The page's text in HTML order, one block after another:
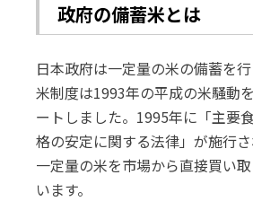
政府の備蓄米とは
日本政府は一定量の米の備蓄を
米制度は1993年の平成の米騒動
ートしました。1995年に「主要
格の安定に関する法律」が施行
一定量の米を市場から直接買い
います。